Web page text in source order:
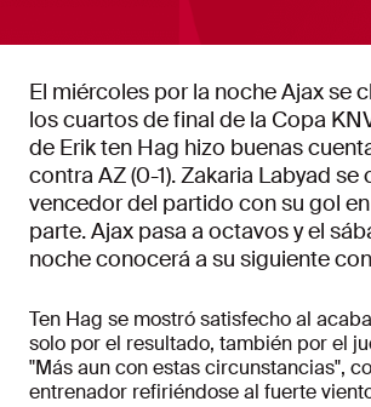
El miércoles por la noche Ajax se
los cuartos de final de la Copa
de Erik ten Hag hizo buenas
contra AZ (0-1). Zakaria Labyad se
vencedor del partido con su gol
parte. Ajax pasa a octavos y el
noche conocerá a su siguiente
Ten Hag se mostró satisfecho al
solo por el resultado, también por el
"Más aun con estas circunstancias",
entrenador refiriéndose al fuerte